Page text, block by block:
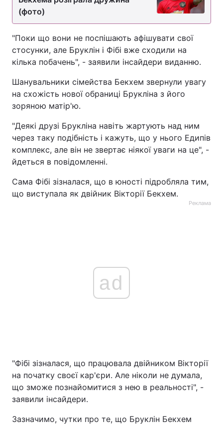
(фото)
"Поки що вони не поспішають афішувати свої
стосунки, але Бруклін і Фібі вже сходили на
кілька побачень", - заявили інсайдери виданню.
Шанувальники сімейства Бекхем звернули увагу
на схожість нової обраниці Брукліна з його
зоряною матір'ю.
"Деякі друзі Брукліна навіть жартують над ним
через таку подібність і кажуть, що у нього Едипів
комплекс, але він не звертає ніякої уваги на це", -
йдеться в повідомленні.
Сама Фібі зізналася, що в юності підробляла тим,
що виступала як двійник Вікторії Бекхем.
Реклама
ad
"Фібі зізналася, що працювала двійником Вікторії
на початку своєї кар'єри. Але ніколи не думала,
що зможе познайомитися з нею в реальності", -
заявили інсайдери.
Зазначимо, чутки про те, що Бруклін Бекхем